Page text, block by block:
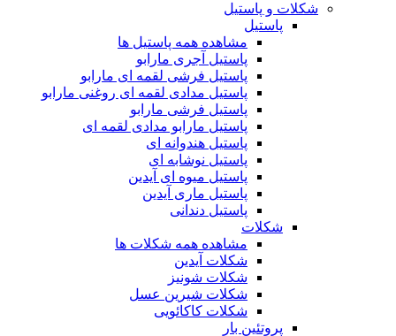
شکلات و پاستیل
پاستیل
مشاهده همه پاستیل ها
پاستیل آجری مارابو
پاستیل فرشی لقمه ای مارابو
پاستیل مدادی لقمه ای روغنی مارابو
پاستیل فرشی مارابو
پاستیل مارابو مدادی لقمه ای
پاستیل هندوانه ای
پاستیل نوشابه ای
پاستیل میوه ای آیدین
پاستیل ماری آیدین
پاستیل دندانی
شکلات
مشاهده همه شکلات ها
شکلات آیدین
شکلات شونیز
شکلات شیرین عسل
شکلات کاکائویی
پروتئین بار